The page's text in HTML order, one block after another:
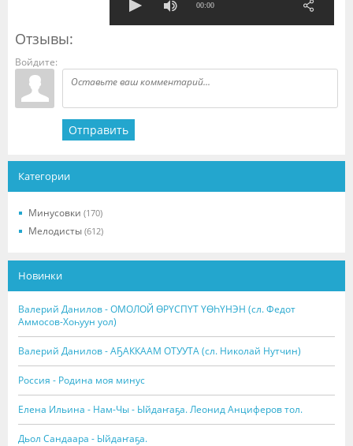
00:00
Отзывы:
Войдите:
Отправить
Категории
Минусовки (170)
Мелодисты (612)
Новинки
Валерий Данилов - ОМОЛОЙ ӨРҮСПҮТ ҮӨҺҮНЭН (сл. Федот
Аммосов-Хоһуун уол)
Валерий Данилов - АҔАККААМ ОТУУТА (сл. Николай Нутчин)
Россия - Родина моя минус
Елена Ильина - Нам-Чы - Ыйдаҥаҕа. Леонид Анциферов тол.
Дьол Сандаара - Ыйдаҥаҕа.